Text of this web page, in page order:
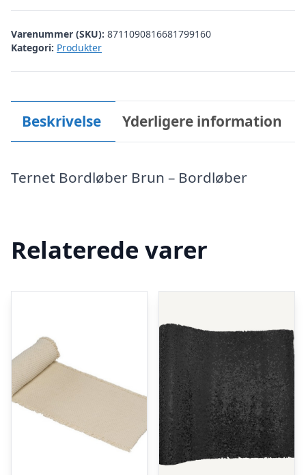
Varenummer (SKU): 8711090816681799160
Kategori: Produkter
Beskrivelse Yderligere information
Ternet Bordløber Brun – Bordløber
Relaterede varer